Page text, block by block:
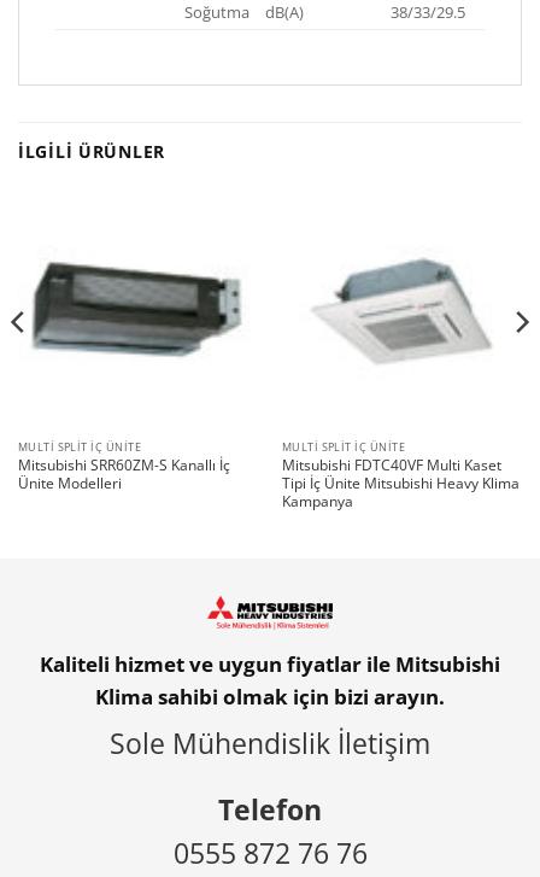
Soğutma dB(A) 38/33/29.5
İLGILI ÜRÜNLER
MULTI SPLIT İÇ ÜNITE
Mitsubishi SRR60ZM-S Kanallı İç
Ünite Modelleri
MULTI SPLIT İÇ ÜNITE
Mitsubishi FDTC40VF Multi Kaset
Tipi İç Ünite Mitsubishi Heavy Klima
Kampanya
Kaliteli hizmet ve uygun fiyatlar ile Mitsubishi
Klima sahibi olmak için bizi arayın.
Sole Mühendislik İletişim
Telefon
0555 872 76 76